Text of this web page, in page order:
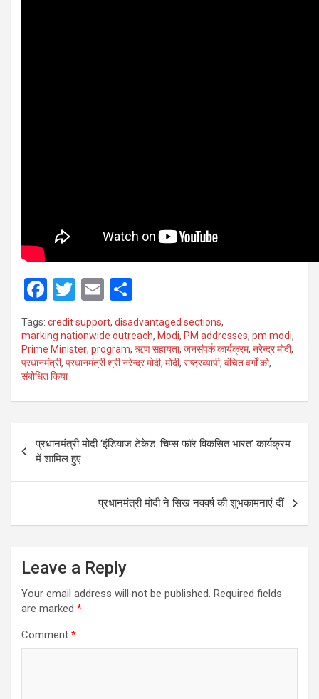
F
ce
b
o
o
T
tt
er
E
m
ail
h
ar
e
Tags: credit support, disadvantaged sections,
marking nationwide outreach, Modi, PM addresses, pm modi,
Prime Minister, program, ऋण सहायता, जनसंपर्क कार्यक्रम, नरेन्द्र मोदी,
प्रधानमंत्री, प्रधानमंत्री श्री नरेन्द्र मोदी, मोदी, राष्ट्रव्यापी, वंचित वर्गों को,
संबोधित किया
navigation
प्रधानमंत्री मोदी ‘इंडियाज टेकेड: चिप्स फॉर विकसित भारत’ कार्यक्रम
में शामिल हुए
प्रधानमंत्री मोदी ने सिख नववर्ष की शुभकामनाएं दीं
Leave a Reply
Your email address will not be published. Required fields
are marked *
Comment *